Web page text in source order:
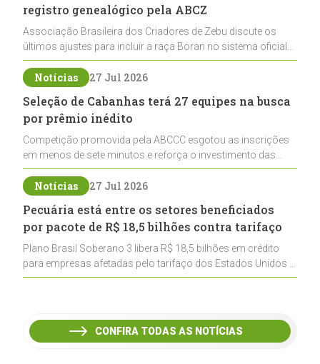
registro genealógico pela ABCZ
Associação Brasileira dos Criadores de Zebu discute os
últimos ajustes para incluir a raça Boran no sistema oficial
de registros, abrindo caminho para sua expansão na
pecuária nacional
Notícias 27 Jul 2026
Seleção de Cabanhas terá 27 equipes na busca
por prêmio inédito
Competição promovida pela ABCCC esgotou as inscrições
em menos de sete minutos e reforça o investimento das
cabanhas na seleção genética de Cavalos Crioulos voltados
ao laço
Notícias 27 Jul 2026
Pecuária está entre os setores beneficiados
por pacote de R$ 18,5 bilhões contra tarifaço
Plano Brasil Soberano 3 libera R$ 18,5 bilhões em crédito
para empresas afetadas pelo tarifaço dos Estados Unidos e
inclui a pecuária entre os setores estratégicos
CONFIRA TODAS AS NOTÍCIAS